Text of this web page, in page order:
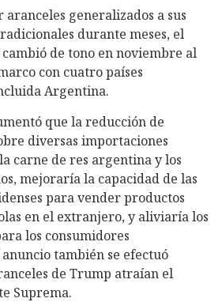
aranceles generalizados a sus
durante meses, el
de tono en noviembre al
con cuatro países
Argentina.
que la reducción de
diversas importaciones
carne de res argentina y los
mejoraría la capacidad de las
para vender productos
en el extranjero, y aliviaría los
los consumidores
también se efectuó
de Trump atraían el
Suprema.